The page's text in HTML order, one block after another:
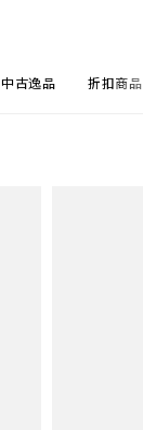
中古逸品 折扣商品